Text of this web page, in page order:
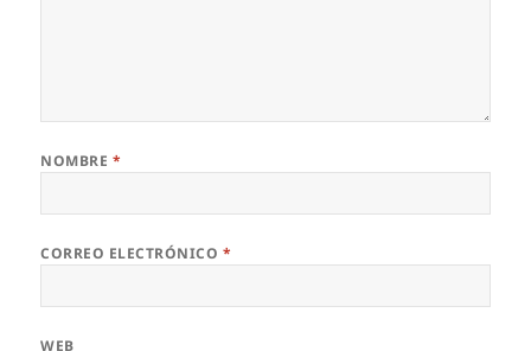
NOMBRE *
CORREO ELECTRÓNICO *
WEB